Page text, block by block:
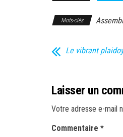
Mots-clés
Le vibrant
Laisser un
Votre adresse e-mail
Commentaire *